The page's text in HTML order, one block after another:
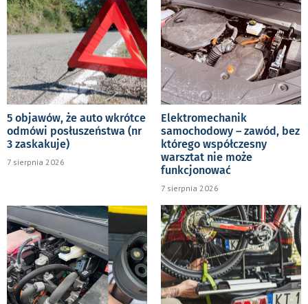
5 objawów, że auto wkrótce
odmówi posłuszeństwa (nr
3 zaskakuje)
7 sierpnia 2026
Elektromechanik
samochodowy – zawód, bez
którego współczesny
warsztat nie może
funkcjonować
7 sierpnia 2026